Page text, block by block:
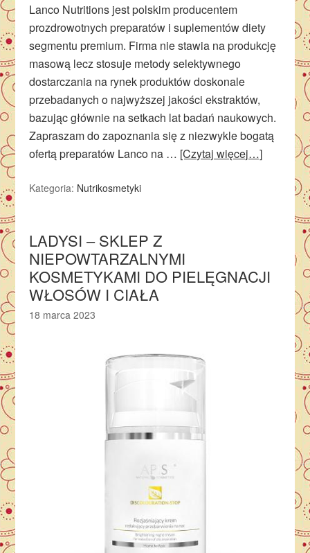
Lanco Nutritions jest polskim producentem
prozdrowotnych preparatów i suplementów diety
segmentu premium. Firma nie stawia na produkcję
masową lecz stosuje metody selektywnego
dostarczania na rynek produktów doskonale
przebadanych o najwyższej jakości ekstraktów,
bazując głównie na setkach lat badań naukowych.
Zapraszam do zapoznania się z niezwykle bogatą
ofertą preparatów Lanco na … [Czytaj więcej…]
Kategoria: Nutrikosmetyki
LADYSI – SKLEP Z
NIEPOWTARZALNYMI
KOSMETYKAMI DO PIELĘGNACJI
WŁOSÓW I CIAŁA
18 marca 2023